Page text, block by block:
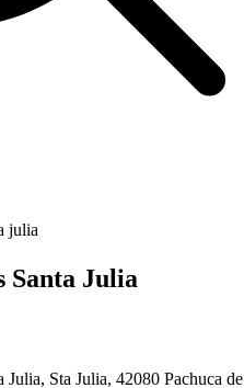
julia
Santa Julia
Julia, Sta Julia, 42080 Pachuca de